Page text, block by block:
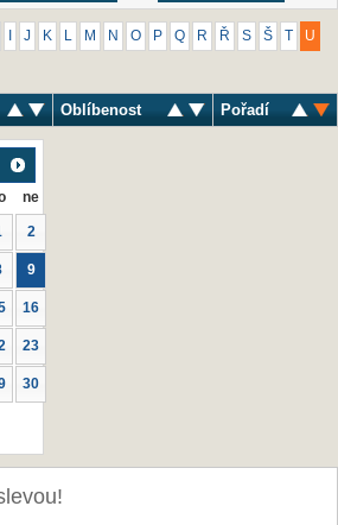
J K M N O P Q R Ř S Š U
Oblíbenost Pořadí
ne
2
9
16
23
30